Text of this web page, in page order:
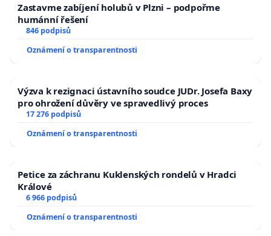
Zastavme zabíjení holubů v Plzni – podpořme
humánní řešení
846 podpisů
Oznámení o transparentnosti
Výzva k rezignaci ústavního soudce JUDr. Josefa Baxy
pro ohrožení důvěry ve spravedlivý proces
17 276 podpisů
Oznámení o transparentnosti
Petice za záchranu Kuklenských rondelů v Hradci
Králové
6 966 podpisů
Oznámení o transparentnosti